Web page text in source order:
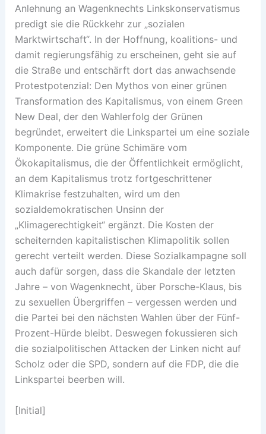
Anlehnung an Wagenknechts Linkskonservatismus
predigt sie die Rückkehr zur „sozialen
Marktwirtschaft“. In der Hoffnung, koalitions- und
damit regierungsfähig zu erscheinen, geht sie auf
die Straße und entschärft dort das anwachsende
Protestpotenzial: Den Mythos von einer grünen
Transformation des Kapitalismus, von einem Green
New Deal, der den Wahlerfolg der Grünen
begründet, erweitert die Linkspartei um eine soziale
Komponente. Die grüne Schimäre vom
Ökokapitalismus, die der Öffentlichkeit ermöglicht,
an dem Kapitalismus trotz fortgeschrittener
Klimakrise festzuhalten, wird um den
sozialdemokratischen Unsinn der
„Klimagerechtigkeit“ ergänzt. Die Kosten der
scheiternden kapitalistischen Klimapolitik sollen
gerecht verteilt werden. Diese Sozialkampagne soll
auch dafür sorgen, dass die Skandale der letzten
Jahre – von Wagenknecht, über Porsche-Klaus, bis
zu sexuellen Übergriffen – vergessen werden und
die Partei bei den nächsten Wahlen über der Fünf-
Prozent-Hürde bleibt. Deswegen fokussieren sich
die sozialpolitischen Attacken der Linken nicht auf
Scholz oder die SPD, sondern auf die FDP, die die
Linkspartei beerben will.
[Initial]